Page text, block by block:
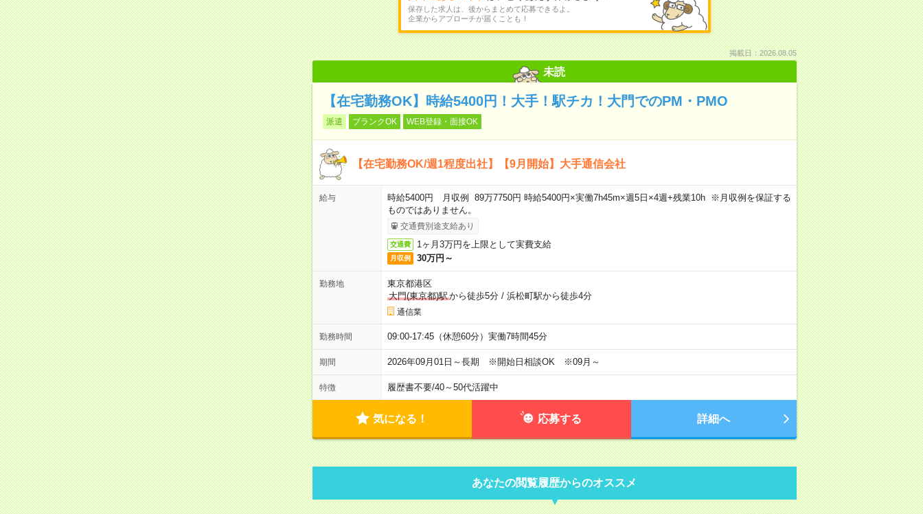
保存した求人は、後からまとめて応募できるよ。
企業からアプローチが届くことも！
掲載日：2026.08.05
未読
【在宅勤務OK】時給5400円！大手！駅チカ！大門でのPM・PMO
派遣 ブランクOK WEB登録・面接OK
【在宅勤務OK/週1程度出社】【9月開始】大手通信会社
給与
時給5400円 月収例 89万7750円 時給5400円×実働7h45m×週5日×4週+残業10h ※月収例を保証する
ものではありません。
交通費別途支給あり
交通費 1ヶ月3万円を上限として実費支給
月収例 30万円～
勤務地
東京都港区
大門(東京都)駅から徒歩5分/ 浜松町駅から徒歩4分
通信業
勤務時間 09:00-17:45（休憩60分）実働7時間45分
期間 2026年09月01日～長期 ※開始日相談OK ※09月～
特徴 履歴書不要/40～50代活躍中
気になる！ 応募する 詳細へ
あなたの閲覧履歴からのオススメ